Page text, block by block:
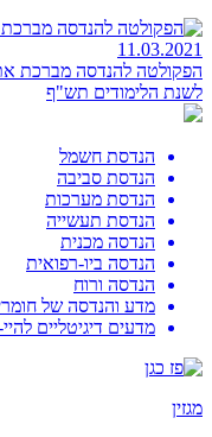
11.03.2021
הפקולטה להנדסה מברכת
לשנת הלימודים תש"ף
הנדסת חשמל
הנדסת סביבה
הנדסת מערכות
הנדסת תעשייה
הנדסה מכנית
הנדסה ביו-רפואית
הנדסה ורוח
מדע והנדסה של
מדעים דיגיטליים
מגזין